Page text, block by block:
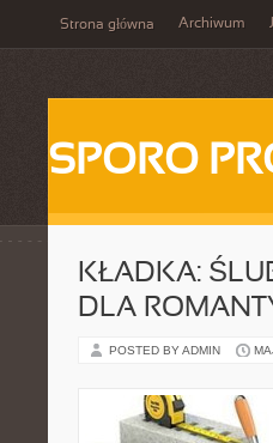
Strona główna Archiwum
SPORO
KŁADKA:
DLA
POSTED BY ADMIN